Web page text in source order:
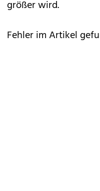
größer wird.
Fehler im Artikel